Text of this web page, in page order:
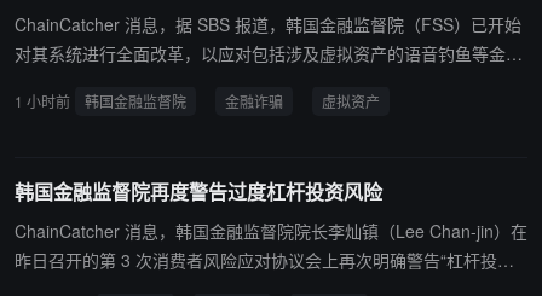
ChainCatcher 消息，据 SBS 报道，韩国金融监督院（FSS）已开始
对其系统进行全面改革，以应对包括涉及虚拟资产的语音钓鱼等金融
系统改进项目”。该项目旨在改革现有的以韩元为中心的赔偿计算系
偿比例，并考虑所涉虚拟资产的类型和数量。此外，在暂停支付时，
虚拟资产的韩元兑换价值也将纳入计算。
1 小时前 韩国金融监督院 金融诈骗 虚拟资产
韩国金融监督院再度警告过度杠杆投资风险
ChainCatcher 消息，韩国金融监督院院长李灿镇（Lee Chan-jin）在
昨日召开的第 3 次消费者风险应对协议会上再次明确警告“杠杆投资